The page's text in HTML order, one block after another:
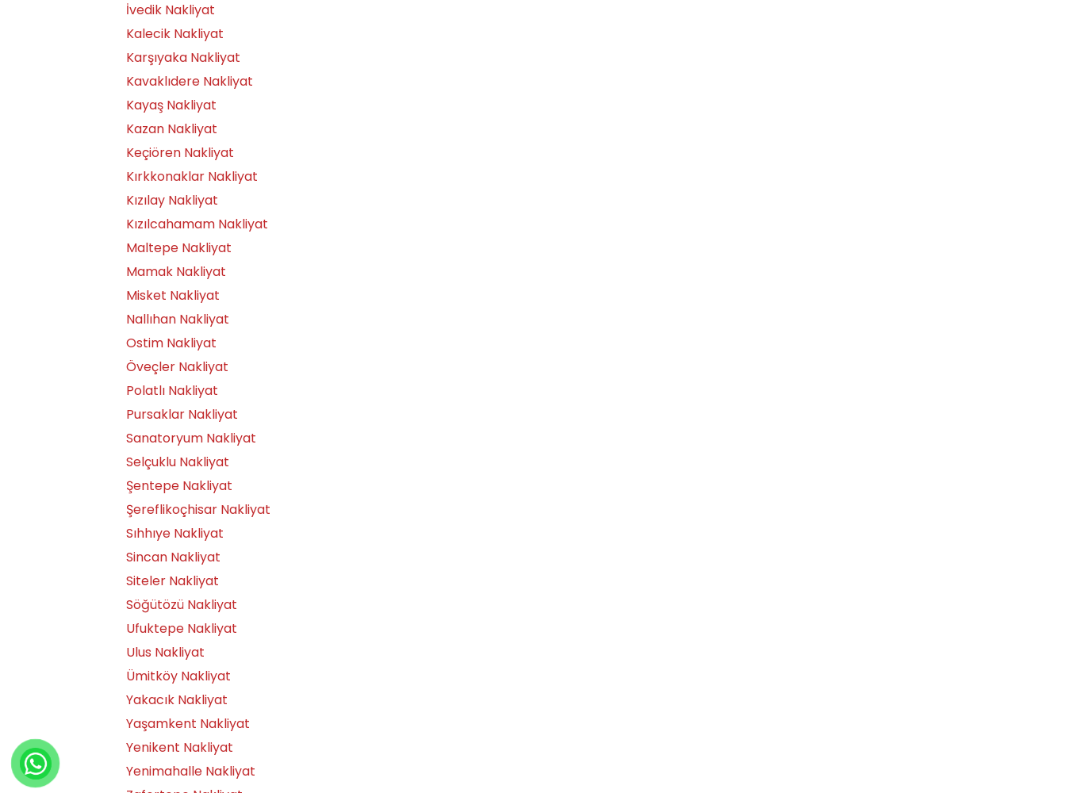
İvedik Nakliyat
Kalecik Nakliyat
Karşıyaka Nakliyat
Kavaklıdere Nakliyat
Kayaş Nakliyat
Kazan Nakliyat
Keçiören Nakliyat
Kırkkonaklar Nakliyat
Kızılay Nakliyat
Kızılcahamam Nakliyat
Maltepe Nakliyat
Mamak Nakliyat
Misket Nakliyat
Nallıhan Nakliyat
Ostim Nakliyat
Öveçler Nakliyat
Polatlı Nakliyat
Pursaklar Nakliyat
Sanatoryum Nakliyat
Selçuklu Nakliyat
Şentepe Nakliyat
Şereflikoçhisar Nakliyat
Sıhhıye Nakliyat
Sincan Nakliyat
Siteler Nakliyat
Söğütözü Nakliyat
Ufuktepe Nakliyat
Ulus Nakliyat
Ümitköy Nakliyat
Yakacık Nakliyat
Yaşamkent Nakliyat
Yenikent Nakliyat
Yenimahalle Nakliyat